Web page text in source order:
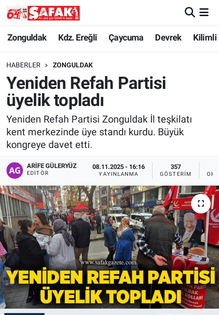
Zonguldak Kdz. Ereğli Çaycuma Devrek Kilimli
HABERLER ZONGULDAK
Yeniden Refah Partisi
üyelik topladı
Yeniden Refah Partisi Zonguldak İl teşkilatı
kent merkezinde üye standı kurdu. Büyük
kongreye davet etti.
ARIFE GÜLERYÜZ
EDITÖR
08.11.2025 - 16:16
YAYINLANMA
357
GÖSTERIM
Zonguldak
Kdz. Ereğli
Çaycuma
Kilimli
Asayiş
Spor
Resmi İlan
Zonguldak Nöbetçi Eczaneler
Zonguldak Hava Durumu
Zonguldak Namaz Vakitleri
Zonguldak Trafik Yoğunluk Haritası
Süper Lig Puan Durumu ve Fikstür
Tüm Manşetler
Son Dakika Haberleri
Haber Arşivi